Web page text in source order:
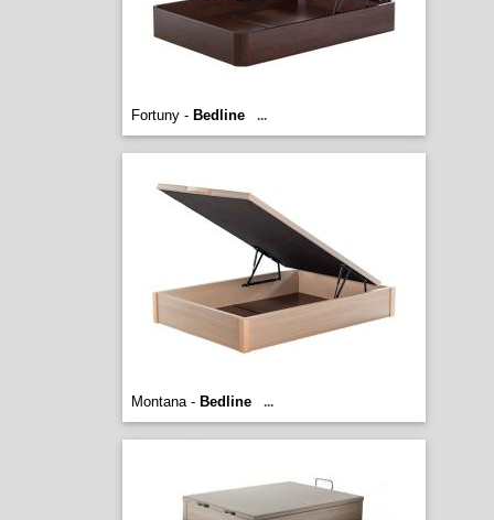
Fortuny - Bedline ...
Montana - Bedline ...